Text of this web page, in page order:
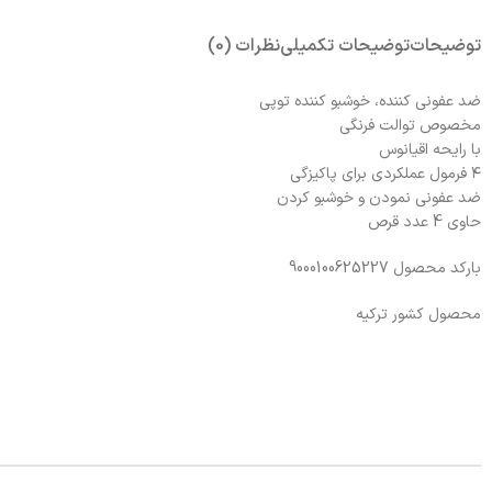
توضیحاتتوضیحات تکمیلینظرات (0)
ضد عفونی کننده، خوشبو کننده توپی
مخصوص توالت فرنگی
با رایحه اقیانوس
۴ فرمول عملکردی برای پاکیزگی
ضد عفونی نمودن و خوشبو کردن
حاوی 4 عدد قرص
بارکد محصول 9000100625227
محصول کشور ترکیه